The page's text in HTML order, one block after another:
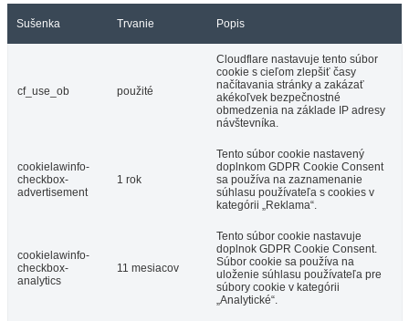
Sušenka Trvanie Popis
cf_use_ob použité
Cloudflare nastavuje tento súbor
cookie s cieľom zlepšiť časy
načítavania stránky a zakázať
akékoľvek bezpečnostné
obmedzenia na základe IP adresy
návštevníka.
cookielawinfo-
checkbox-
advertisement
1 rok
Tento súbor cookie nastavený
doplnkom GDPR Cookie Consent
sa používa na zaznamenanie
súhlasu používateľa s cookies v
kategórii „Reklama“.
cookielawinfo-
checkbox-
analytics
11 mesiacov
Tento súbor cookie nastavuje
doplnok GDPR Cookie Consent.
Súbor cookie sa používa na
uloženie súhlasu používateľa pre
súbory cookie v kategórii
„Analytické“.